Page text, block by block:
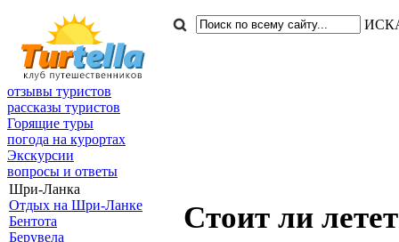
отзывы туристов
рассказы туристов
Горящие туры
погода на курортах
Экскурсии
вопросы и ответы
Шри-Ланка
Отдых на Шри-Ланке
Бентота
Берувела
Стоит ли